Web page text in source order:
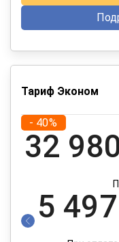
Тариф Эконом
- 40%
32
5